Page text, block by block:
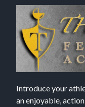
Introduce your
an enjoyable,